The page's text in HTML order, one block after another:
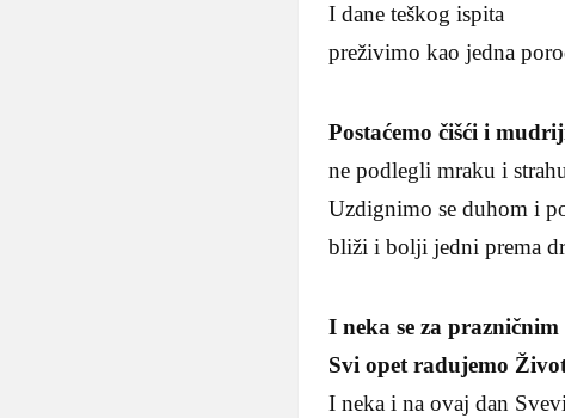
I dane teškog ispita
preživimo kao jedna
Postaćemo čišći i
ne podlegli mraku i
Uzdignimo se duhom i
bliži i bolji jedni prema
I neka se za prazničnim
Svi opet radujemo
I neka i na ovaj dan